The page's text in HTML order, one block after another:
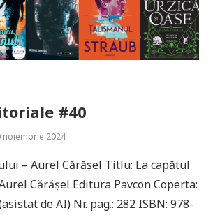
#40
noiembrie 2024
– Aurel Cărășel Titlu: La capătul
Cărășel Editura Pavcon Coperta:
de AI) Nr. pag.: 282 ISBN: 978-